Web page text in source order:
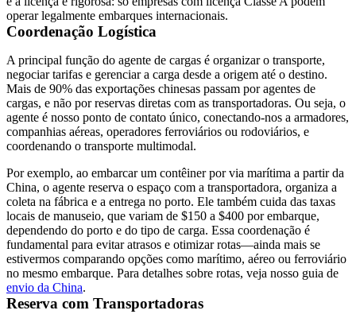
operar legalmente embarques internacionais.
Coordenação Logística
A principal função do agente de cargas é organizar o transporte,
negociar tarifas e gerenciar a carga desde a origem até o destino.
Mais de 90% das exportações chinesas passam por agentes de
cargas, e não por reservas diretas com as transportadoras. Ou seja, o
agente é nosso ponto de contato único, conectando-nos a armadores,
companhias aéreas, operadores ferroviários ou rodoviários, e
coordenando o transporte multimodal.
Por exemplo, ao embarcar um contêiner por via marítima a partir da
China, o agente reserva o espaço com a transportadora, organiza a
coleta na fábrica e a entrega no porto. Ele também cuida das taxas
locais de manuseio, que variam de $150 a $400 por embarque,
dependendo do porto e do tipo de carga. Essa coordenação é
fundamental para evitar atrasos e otimizar rotas—ainda mais se
estivermos comparando opções como marítimo, aéreo ou ferroviário
no mesmo embarque. Para detalhes sobre rotas, veja nosso guia de
envio da China.
Reserva com Transportadoras